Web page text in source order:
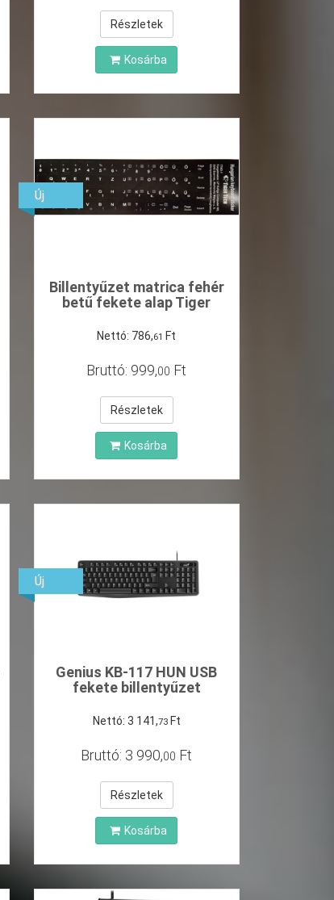
Részletek
Kosárba
Billentyűzet matrica fehér
betű fekete alap Tiger
Nettó: 786,61 Ft
Bruttó: 999,00 Ft
Részletek
Kosárba
Új
Genius KB-117 HUN USB
fekete billentyűzet
Nettó: 3 141,73 Ft
Bruttó: 3 990,00 Ft
Részletek
Kosárba
Új